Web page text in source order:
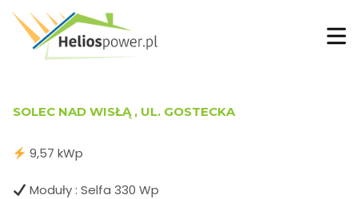
SOLEC NAD WISŁĄ , UL. GOSTECKA
9,57 kWp
Moduły : Selfa 330 Wp